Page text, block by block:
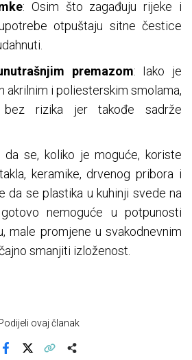
: Osim što zagađuju rijeke i
otpuštaju sitne čestice
premazom: Iako je
akrilnim i poliesterskim smolama,
rizika jer takođe sadrže
da se, koliko je moguće, koriste
keramike, drvenog pribora i
da se plastika u kuhinji svede na
nemoguće u potpunosti
male promjene u svakodnevnim
smanjiti izloženost.
ovaj članak